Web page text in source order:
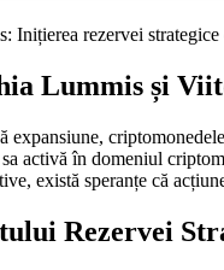
Lummis și
expansiune,
activă în domeniul
există speranțe că
Rezervei